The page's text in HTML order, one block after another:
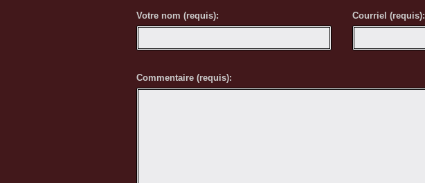
Votre nom (requis): Courriel (requis):
Commentaire (requis):